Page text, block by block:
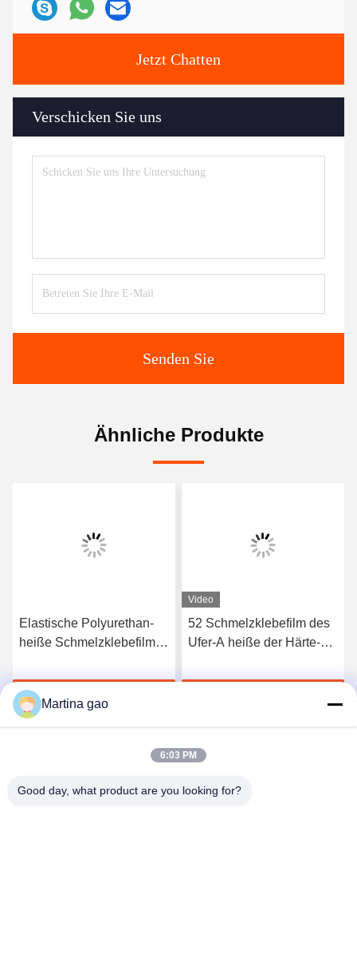
Jetzt Chatten
Verschicken Sie uns
Senden Sie
Ähnliche Produkte
Elastische Polyurethan-
heiße Schmelzklebefilm
Jetzt Chatten
Video
52 Schmelzklebefilm des
Ufer-A heiße der Härte-
Unterwäsche
Martina gao
6:03 PM
Good day, what product are you looking for?